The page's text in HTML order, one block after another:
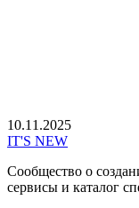
10.11.2025
IT'S NEW
Сообщество о
сервисы и каталог